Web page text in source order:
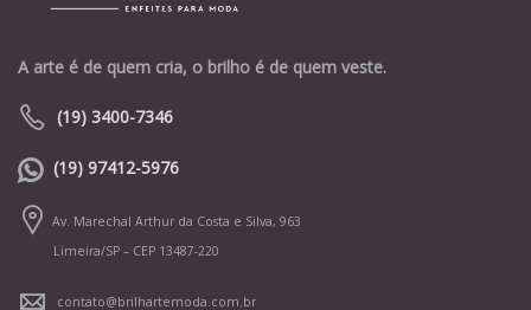
A arte é de quem cria, o brilho é de quem veste.
(19) 3400-7346
(19) 97412-5976
Av. Marechal Arthur da Costa e Silva, 963
Limeira/SP – CEP 13487-220
contato@brilhartemoda.com.br